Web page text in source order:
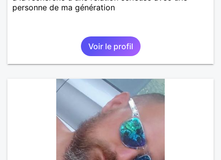
personne de ma génération
Voir le profil